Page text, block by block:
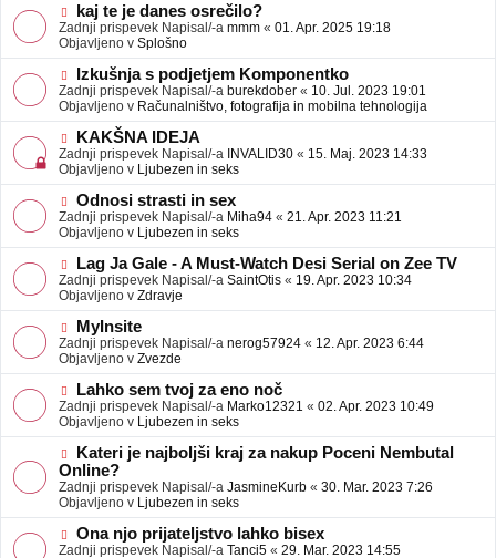
N
o
v
e
o
b
j
a
v
e
kaj te je danes osrečilo?
Zadnji prispevek Napisal/-a mmm « 01. Apr. 2025 19:18
Objavljeno v Splošno
N
o
v
e
o
b
j
a
v
e
Izkušnja s podjetjem Komponentko
Zadnji prispevek Napisal/-a burekdober « 10. Jul. 2023 19:01
Objavljeno v Računalništvo, fotografija in mobilna tehnologija
N
o
v
e
o
b
j
a
v
e
KAKŠNA IDEJA
Zadnji prispevek Napisal/-a INVALID30 « 15. Maj. 2023 14:33
Objavljeno v Ljubezen in seks
N
o
v
e
o
b
j
a
v
e
Odnosi strasti in sex
Zadnji prispevek Napisal/-a Miha94 « 21. Apr. 2023 11:21
Objavljeno v Ljubezen in seks
N
o
v
e
o
b
j
a
v
e
Lag Ja Gale - A Must-Watch Desi Serial on Zee TV
Zadnji prispevek Napisal/-a SaintOtis « 19. Apr. 2023 10:34
Objavljeno v Zdravje
N
o
v
e
o
b
j
a
v
e
MyInsite
Zadnji prispevek Napisal/-a nerog57924 « 12. Apr. 2023 6:44
Objavljeno v Zvezde
N
o
v
e
o
b
j
a
v
e
Lahko sem tvoj za eno noč
Zadnji prispevek Napisal/-a Marko12321 « 02. Apr. 2023 10:49
Objavljeno v Ljubezen in seks
N
o
v
e
o
b
j
Kateri je najboljši kraj za nakup Poceni Nembutal
Online?
Zadnji prispevek Napisal/-a JasmineKurb « 30. Mar. 2023 7:26
Objavljeno v Ljubezen in seks
N
o
Ona njo prijateljstvo lahko bisex
Zadnji prispevek Napisal/-a Tanci5 « 29. Mar. 2023 14:55